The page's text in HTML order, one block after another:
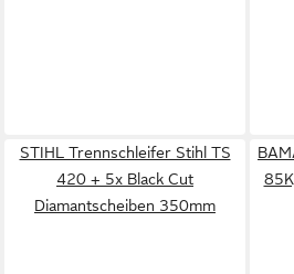
STIHL Trennschleifer Stihl TS
420 + 5x Black Cut
Diamantscheiben 350mm